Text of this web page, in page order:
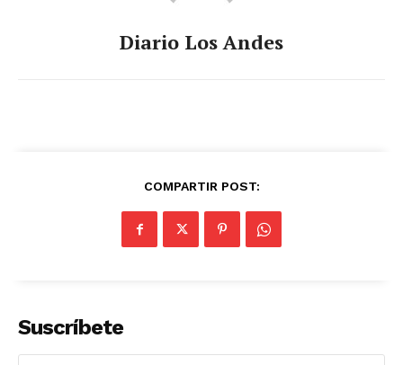
Diario Los Andes
COMPARTIR POST:
Suscríbete